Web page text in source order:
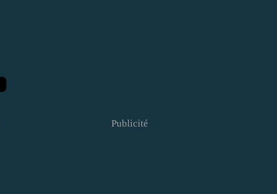
Publicité